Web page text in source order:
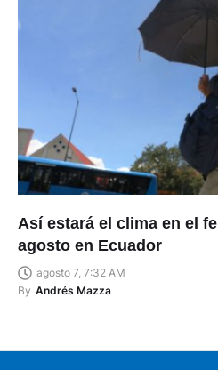
Así estará el clima en el
agosto en Ecuador
agosto 7, 7:32 AM
By Andrés Mazza